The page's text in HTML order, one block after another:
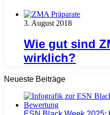
3. August 2018
Wie gut sind
wirklich?
Neueste Beiträge